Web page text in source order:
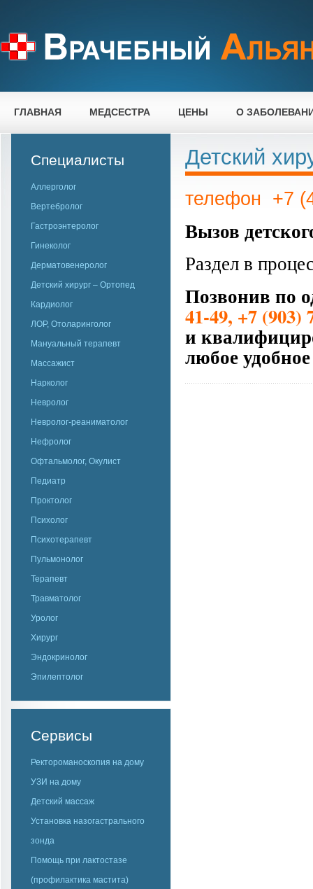
ГЛАВНАЯ МЕДСЕСТРА ЦЕНЫ О
Специалисты
Аллерголог
Вертебролог
Гастроэнтеролог
Гинеколог
Дерматовенеролог
Детский хирург – Ортопед
Кардиолог
ЛОР, Отоларинголог
Мануальный терапевт
Массажист
Нарколог
Невролог
Невролог-реаниматолог
Нефролог
Офтальмолог, Окулист
Педиатр
Проктолог
Психолог
Психотерапевт
Пульмонолог
Терапевт
Травматолог
Уролог
Хирург
Эндокринолог
Эпилептолог
Сервисы
Ректороманоскопия на дому
УЗИ на дому
Детский массаж
Установка назогастрального
зонда
Помощь при лактостазе
(профилактика мастита)
Детский
телефон +7
Вызов
Раздел в
Позвонив по
41-49, +7 (903)
и
любое